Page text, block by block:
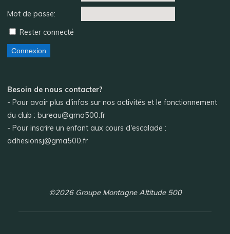
Mot de passe:
Rester connecté
Connexion
Besoin de nous contacter?
- Pour avoir plus d'infos sur nos activités et le fonctionnement
du club : bureau@gma500.fr
- Pour inscrire un enfant aux cours d'escalade :
adhesionsj@gma500.fr
©2026 Groupe Montagne Altitude 500